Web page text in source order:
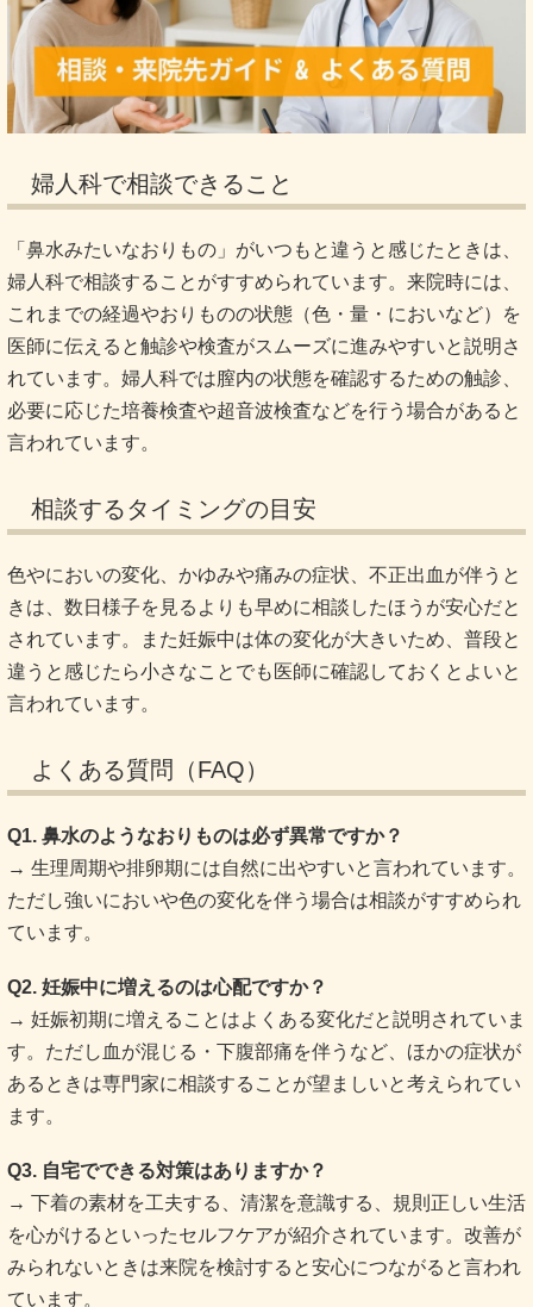
婦人科で相談できること
「鼻水みたいなおりもの」がいつもと違うと感じたときは、
婦人科で相談することがすすめられています。来院時には、
これまでの経過やおりものの状態（色・量・においなど）を
医師に伝えると触診や検査がスムーズに進みやすいと説明さ
れています。婦人科では膣内の状態を確認するための触診、
必要に応じた培養検査や超音波検査などを行う場合があると
言われています。
相談するタイミングの目安
色やにおいの変化、かゆみや痛みの症状、不正出血が伴うと
きは、数日様子を見るよりも早めに相談したほうが安心だと
されています。また妊娠中は体の変化が大きいため、普段と
違うと感じたら小さなことでも医師に確認しておくとよいと
言われています。
よくある質問（FAQ）
Q1. 鼻水のようなおりものは必ず異常ですか？
→ 生理周期や排卵期には自然に出やすいと言われています。
ただし強いにおいや色の変化を伴う場合は相談がすすめられ
ています。
Q2. 妊娠中に増えるのは心配ですか？
→ 妊娠初期に増えることはよくある変化だと説明されていま
す。ただし血が混じる・下腹部痛を伴うなど、ほかの症状が
あるときは専門家に相談することが望ましいと考えられてい
ます。
Q3. 自宅でできる対策はありますか？
→ 下着の素材を工夫する、清潔を意識する、規則正しい生活
を心がけるといったセルフケアが紹介されています。改善が
みられないときは来院を検討すると安心につながると言われ
ています。